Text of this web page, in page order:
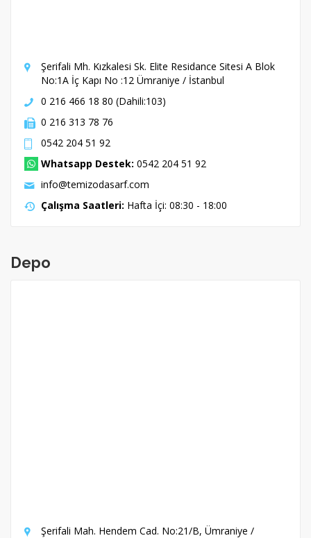
Şerifali Mh. Kızkalesi Sk. Elite Residance Sitesi A Blok
No:1A İç Kapı No :12 Ümraniye / İstanbul
0 216 466 18 80 (Dahili:103)
0 216 313 78 76
0542 204 51 92
Whatsapp Destek: 0542 204 51 92
info@temizodasarf.com
Çalışma Saatleri: Hafta İçi: 08:30 - 18:00
Depo
Şerifali Mah. Hendem Cad. No:21/B, Ümraniye /